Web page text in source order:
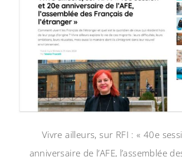
Vivre ailleurs, sur RFI : « 40e
anniversaire de l’AFE, l’assemblée